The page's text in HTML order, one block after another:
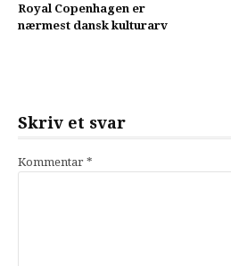
Læs
Royal Copenhagen er
nærmest dansk kulturarv
Skriv et svar
Kommentar *